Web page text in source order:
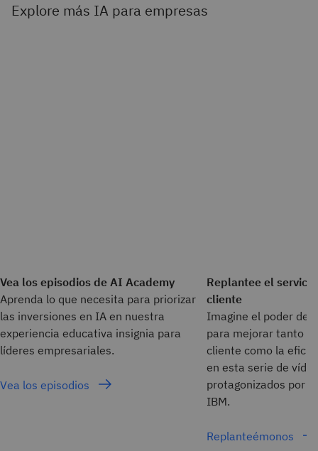
Explore más IA para empresas
Vea los episodios de AI Academy
Aprenda lo que necesita para priorizar
las inversiones en IA en nuestra
experiencia educativa insignia para
líderes empresariales.
Vea los episodios
Replantee el
cliente
Imagine el poder de
para mejorar tanto
cliente como la
en esta serie de
protagonizados por
IBM.
Replanteémonos